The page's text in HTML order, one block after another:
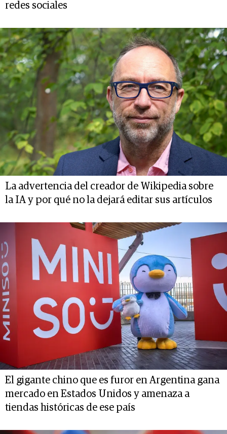
redes sociales
La advertencia del creador de Wikipedia sobre
la IA y por qué no la dejará editar sus artículos
El gigante chino que es furor en Argentina gana
mercado en Estados Unidos y amenaza a
tiendas históricas de ese país